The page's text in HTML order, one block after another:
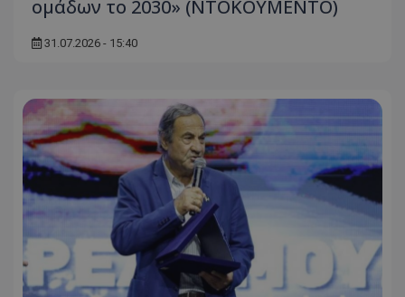
ομάδων το 2030» (ΝΤΟΚΟΥΜΕΝΤΟ)
31.07.2026 - 15:40